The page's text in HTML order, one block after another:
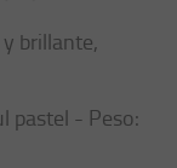
brillante,
pastel - Peso: